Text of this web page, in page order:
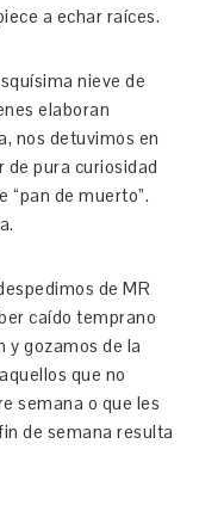
a echar raíces.
nieve de
elaboran
nos detuvimos en
de pura curiosidad
“pan de muerto”.
de MR
caído temprano
y gozamos de la
que no
semana o que les
de semana resulta